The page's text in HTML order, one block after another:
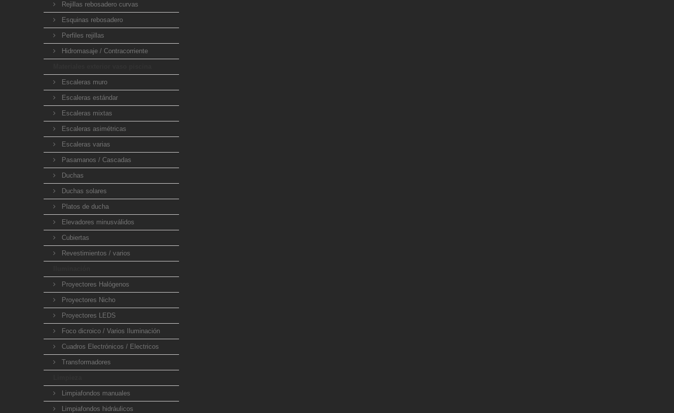
Rejillas rebosadero curvas
Esquinas rebosadero
Perfiles rejillas
Hidromasaje / Contracorriente
Escaleras muro
Escaleras estándar
Escaleras mixtas
Escaleras asimétricas
Escaleras varias
Pasamanos / Cascadas
Duchas
Duchas solares
Platos de ducha
Elevadores minusválidos
Cubiertas
Revestimientos / varios
Proyectores Halógenos
Proyectores Nicho
Proyectores LEDS
Foco dicroico / Varios Iluminación
Cuadros Electrónicos / Electricos
Transformadores
Limpiafondos manuales
Limpiafondos hidráulicos